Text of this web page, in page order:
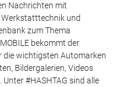
Nachrichten mit
Werkstatttechnik und
zum Thema
bekommt der
die wichtigsten Automarken
Bildergalerien, Videos
#HASHTAG sind alle